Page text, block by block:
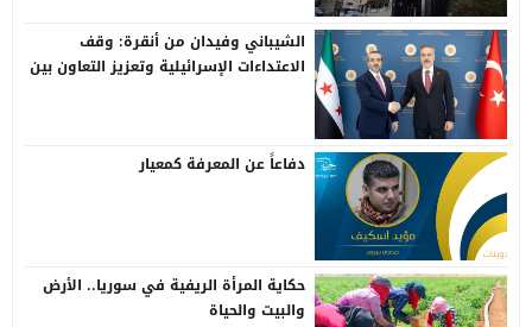
الشيباني وفيدان من أنقرة: وقف
الاعتداءات الإسرائيلية وتعزيز التعاون بين
دفاعاً عن المعرفة كمعيار
حكاية المرأة الريفية في سوريا.. الأرض
والبيت والحياة